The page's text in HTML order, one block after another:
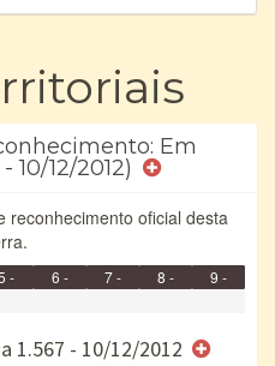
Em
10/12/2012)
reconhecimento oficial desta
-
6 -
e/ou
7 -
8 -
9 -
1.567 - 10/12/2012